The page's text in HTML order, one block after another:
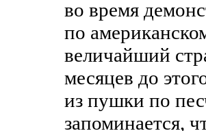
во время
по
величайший
месяцев до
из пушки по
запоминается,